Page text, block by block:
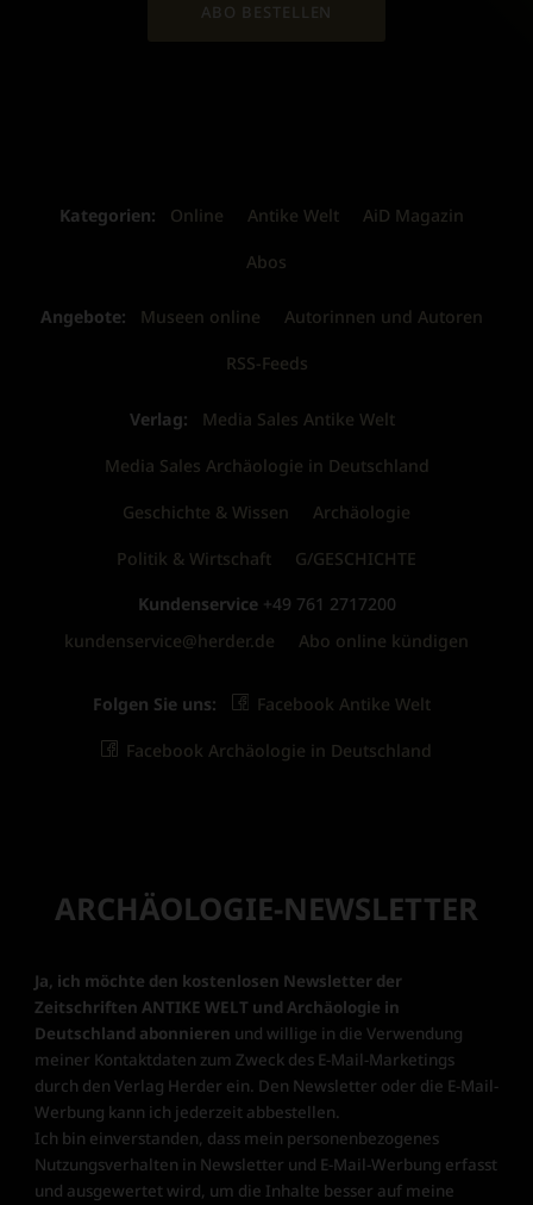
ABO BESTELLEN
Kategorien: Online Antike Welt AiD Magazin
Abos
Angebote: Museen online Autorinnen und Autoren
RSS-Feeds
Verlag: Media Sales Antike Welt
Media Sales Archäologie in Deutschland
Geschichte & Wissen Archäologie
Politik & Wirtschaft G/GESCHICHTE
Kundenservice +49 761 2717200
kundenservice@herder.de
Abo online kündigen
Folgen Sie uns: Facebook Antike Welt
Facebook Archäologie in Deutschland
ARCHÄOLOGIE-NEWSLETTER
Ja, ich möchte den kostenlosen Newsletter der
Zeitschriften ANTIKE WELT und Archäologie in
Deutschland abonnieren und willige in die Verwendung
meiner Kontaktdaten zum Zweck des E-Mail-Marketings
durch den Verlag Herder ein. Den Newsletter oder die E-Mail-
Werbung kann ich jederzeit abbestellen.
Ich bin einverstanden, dass mein personenbezogenes
Nutzungsverhalten in Newsletter und E-Mail-Werbung erfasst
und ausgewertet wird, um die Inhalte besser auf meine